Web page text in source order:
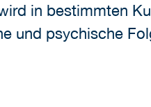
in bestimmten
und psychische